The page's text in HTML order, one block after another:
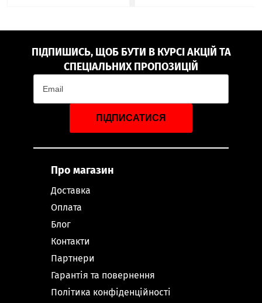
ПІДПИШИСЬ, ЩОБ БУТИ В КУРСІ АКЦІЙ ТА
СПЕЦІАЛЬНИХ ПРОПОЗИЦІЙ
ПІДПИСАТИСЯ
Про магазин
Доставка
Оплата
Блог
Контакти
Партнери
Гарантія та повернення
Політика конфіденційності